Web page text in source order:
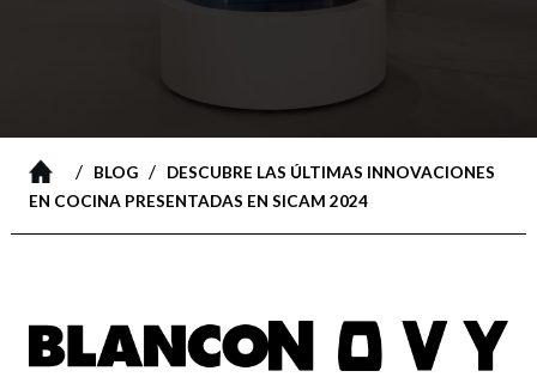
/ BLOG/
DESCUBRE LAS ÚLTIMAS INNOVACIONES
EN COCINA PRESENTADAS EN SICAM 2024